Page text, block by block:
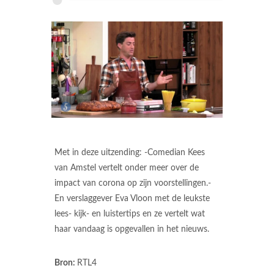
Met in deze uitzending: -Comedian Kees
van Amstel vertelt onder meer over de
impact van corona op zijn voorstellingen.-
En verslaggever Eva Vloon met de leukste
lees- kijk- en luistertips en ze vertelt wat
haar vandaag is opgevallen in het nieuws.
Bron: RTL4